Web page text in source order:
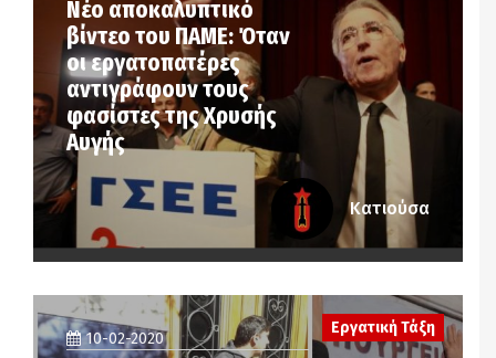
Νέο αποκαλυπτικό
βίντεο του ΠΑΜΕ: Όταν
οι εργατοπατέρες
αντιγράφουν τους
φασίστες της Χρυσής
Αυγής
Κατιούσα
10-02-2020
Εργατική Τάξη